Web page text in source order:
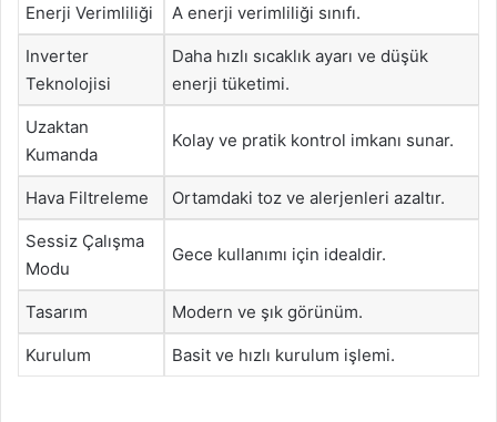
Enerji Verimliliği A enerji verimliliği sınıfı.
Inverter
Teknolojisi
Daha hızlı sıcaklık ayarı ve düşük
enerji tüketimi.
Uzaktan
Kumanda
Kolay ve pratik kontrol imkanı sunar.
Hava Filtreleme Ortamdaki toz ve alerjenleri azaltır.
Sessiz Çalışma
Modu
Gece kullanımı için idealdir.
Tasarım Modern ve şık görünüm.
Kurulum Basit ve hızlı kurulum işlemi.